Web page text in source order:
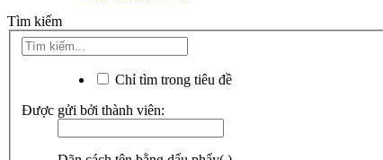
Tìm kiếm
Chỉ tìm trong tiêu đề
Được gửi bởi thành viên: